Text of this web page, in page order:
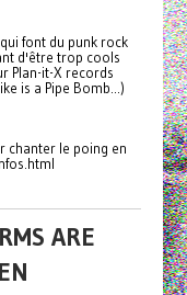
font du punk rock
d'être trop cools
Plan-it-X records
is a Pipe Bomb...)
chanter le poing en
ARE